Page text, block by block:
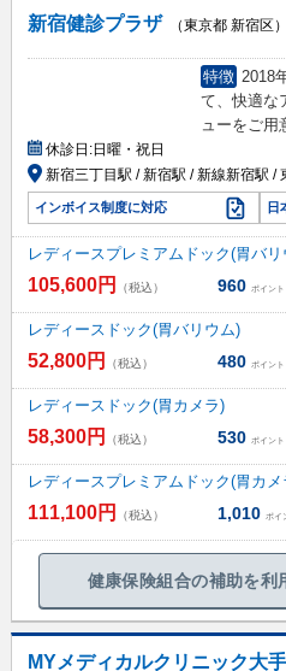
新宿健診プラザ
（東京都 新宿区）
特徴 2018
て、快適な
ューをご用
休診日:日曜・祝日
新宿三丁目駅 / 新宿駅 / 新線新宿駅 /
インボイス制度に対応 日
レディースプレミアムドック(胃バリ
105,600円 （税込） 960 ポイント
レディースドック(胃バリウム)
52,800円 （税込） 480 ポイント
レディースドック(胃カメラ)
58,300円 （税込） 530 ポイント
レディースプレミアムドック(胃カメ
111,100円 （税込） 1,010 ポイ
健康保険組合の補助を利
MYメディカルクリニック大